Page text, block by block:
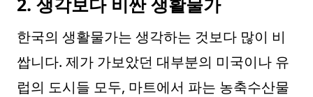
한국의 생활물가는 생각하는 것보다 많이 비
쌉니다. 제가 가보았던 대부분의 미국이나 유
럽의 도시들 모두, 마트에서 파는 농축수산물